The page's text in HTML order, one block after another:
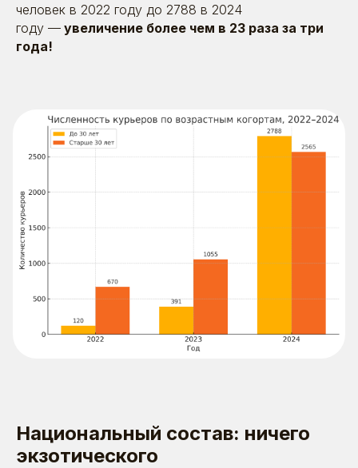
человек в 2022 году до 2788 в 2024
году — увеличение более чем в 23 раза за три
года!
Национальный состав: ничего
экзотического